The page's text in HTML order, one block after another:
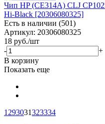
Чип HP (CE314A) CLJ
Hi-Black [20306080325]
Есть в наличии (501)
Артикул: 20306080325
18 руб./шт
-
+
В корзину
Показать еще
1 293031323334